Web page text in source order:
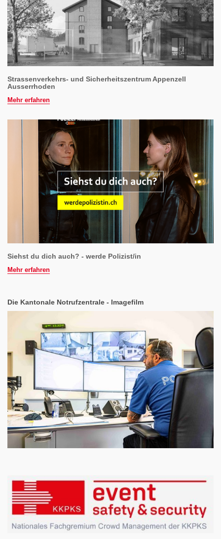
Strassenverkehrs- und Sicherheitszentrum Appenzell
Ausserrhoden
Mehr erfahren
Siehst du dich auch? - werde Polizist/in
Mehr erfahren
Die Kantonale Notrufzentrale - Imagefilm